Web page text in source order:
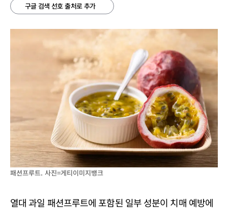
구글 검색 선호 출처로 추가
패션프루트. 사진=게티이미지뱅크
열대 과일 패션프루트에 포함된 일부 성분이 치매 예방에